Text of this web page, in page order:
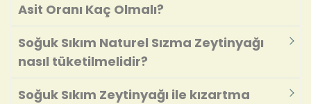
Asit Oranı Kaç Olmalı?
Soğuk Sıkım Naturel Sızma Zeytinyağı
nasıl tüketilmelidir?
Soğuk Sıkım Zeytinyağı ile kızartma